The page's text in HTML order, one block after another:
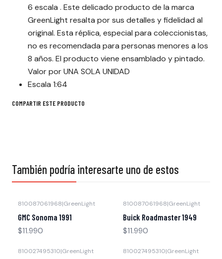
6 escala . Este delicado producto de la marca
GreenLight resalta por sus detalles y fidelidad al
original. Esta réplica, especial para coleccionistas,
no es recomendada para personas menores a los
8 años. El producto viene ensamblado y pintado.
Valor por UNA SOLA UNIDAD
Escala 1:64
COMPARTIR ESTE PRODUCTO
También podría interesarte uno de estos
810087061968|GreenLight
GMC Sonoma 1991
$11.990
810087061968|GreenLight
Buick Roadmaster 1949
$11.990
810027495310|GreenLight 810027495310|GreenLight